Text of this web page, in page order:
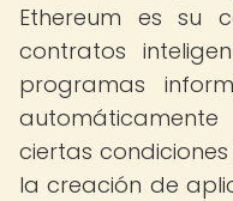
Ethereum es su
contratos
programas
ciertas
la creación de